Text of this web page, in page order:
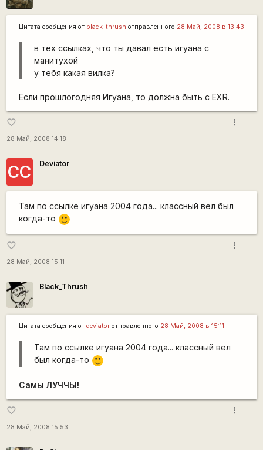
Цитата сообщения от black_thrush отправленного 28 Май, 2008 в 13:43
в тех ссылках, что ты давал есть игуана с
манитухой
у тебя какая вилка?
Если прошлогодняя Игуана, то должна быть с EXR.
favorite_border
28 Май, 2008 14:18
more_vert
СС Deviator
Там по ссылке игуана 2004 года... классный вел был
когда-то
:)
favorite_border
28 Май, 2008 15:11
more_vert
Black_Thrush
Цитата сообщения от deviatorотправленного 28 Май, 2008 в 15:11
Там по ссылке игуана 2004 года... классный вел
был когда-то
:)
Самы ЛУЧЧЫ!
favorite_border
28 Май, 2008 15:53
more_vert